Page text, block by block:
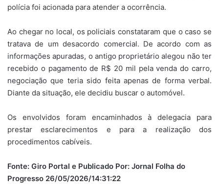
polícia foi acionada para atender a ocorrência.
Ao chegar no local, os policiais constataram que o caso se
tratava de um desacordo comercial. De acordo com as
informações apuradas, o antigo proprietário alegou não ter
recebido o pagamento de R$ 20 mil pela venda do carro,
negociação que teria sido feita apenas de forma verbal.
Diante da situação, ele decidiu buscar o automóvel.
Os envolvidos foram encaminhados à delegacia para
prestar esclarecimentos e para a realização dos
procedimentos cabíveis.
Fonte: Giro Portal e Publicado Por: Jornal Folha do
Progresso 26/05/2026/14:31:22